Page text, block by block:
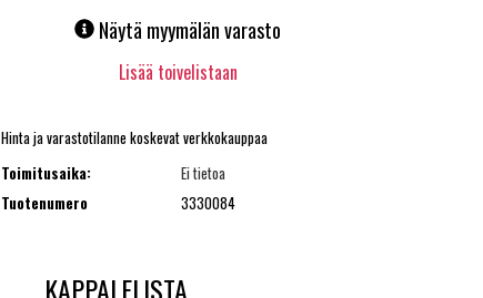
Näytä myymälän varasto
Lisää toivelistaan
Hinta ja varastotilanne koskevat verkkokauppaa
Toimitusaika:
Ei tietoa
Tuotenumero
3330084
KAPPALELISTA